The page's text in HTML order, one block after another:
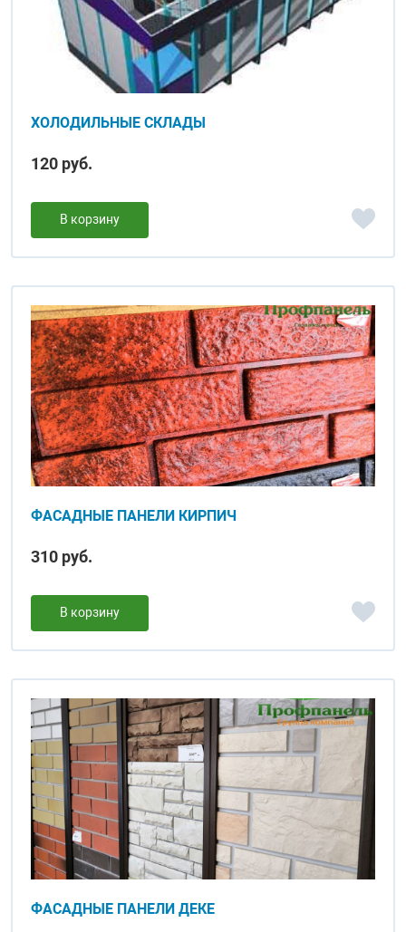
ХОЛОДИЛЬНЫЕ СКЛАДЫ
120 руб.
В корзину
ФАСАДНЫЕ ПАНЕЛИ КИРПИЧ
310 руб.
В корзину
ФАСАДНЫЕ ПАНЕЛИ ДЕКЕ